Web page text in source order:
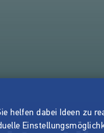
helfen dabei Ideen zu